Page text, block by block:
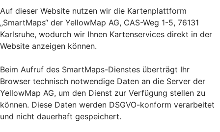
Auf dieser Website nutzen wir die Kartenplattform
„SmartMaps“ der YellowMap AG, CAS-Weg 1-5, 76131
Karlsruhe, wodurch wir Ihnen Kartenservices direkt in der
Website anzeigen können.
Beim Aufruf des SmartMaps-Dienstes überträgt Ihr
Browser technisch notwendige Daten an die Server der
YellowMap AG, um den Dienst zur Verfügung stellen zu
können. Diese Daten werden DSGVO-konform verarbeitet
und nicht dauerhaft gespeichert.